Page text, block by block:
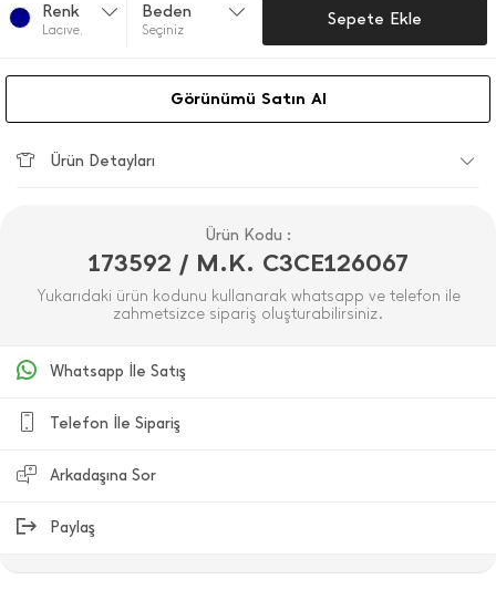
Renk
Lacıve.
Beden
Seçiniz
Sepete Ekle
Görünümü Satın Al
Ürün Detayları
Ürün Kodu :
173592 / M.K. C3CE126067
Yukarıdaki ürün kodunu kullanarak whatsapp ve telefon ile
zahmetsizce sipariş oluşturabilirsiniz.
Whatsapp İle Satış
Telefon İle Sipariş
Arkadaşına Sor
Paylaş